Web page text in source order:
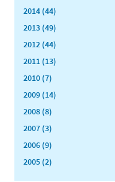
2014 (44)
2013 (49)
2012 (44)
2011 (13)
2010 (7)
2009 (14)
2008 (8)
2007 (3)
2006 (9)
2005 (2)